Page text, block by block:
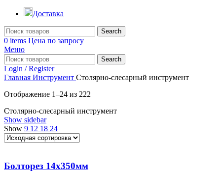
Доставка
Search
0 items Цена по запросу
Меню
Search
Login / Register
Главная Инструмент Столярно-слесарный инструмент
Отображение 1–24 из 222
Столярно-слесарный инструмент
Show sidebar
Show 9 12 18 24
Болторез 14х350мм